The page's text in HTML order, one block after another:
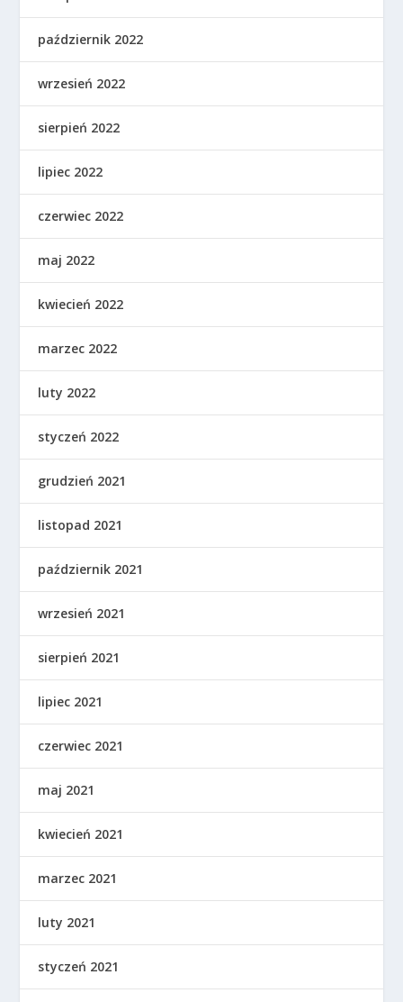
październik 2022
wrzesień 2022
sierpień 2022
lipiec 2022
czerwiec 2022
maj 2022
kwiecień 2022
marzec 2022
luty 2022
styczeń 2022
grudzień 2021
listopad 2021
październik 2021
wrzesień 2021
sierpień 2021
lipiec 2021
czerwiec 2021
maj 2021
kwiecień 2021
marzec 2021
luty 2021
styczeń 2021